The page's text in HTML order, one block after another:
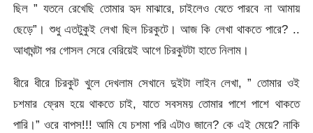
ছিল ” যতনে রেখেছি তোমার হৃদ মাঝারে, চাইলেও যেতে পারবে না আমায়
ছেড়ে”। শুধু এতটুকুই লেখা ছিল চিরকুটে। আজ কি লেখা থাকতে পারে? ..
আধাঘন্টা পর গোসল সেরে বেরিয়েই আগে চিরকুটটা হাতে নিলাম।
ধীরে ধীরে চিরকুট খুলে দেখলাম সেখানে দুইটা লাইন লেখা, ” তোমার ওই
চশমার ফ্রেম হয়ে থাকতে চাই, যাতে সবসময় তোমার পাশে পাশে থাকতে
পারি।” ওরে বাপস!!! আমি যে চশমা পরি এটাও জানে? কে এই মেয়ে? নাকি